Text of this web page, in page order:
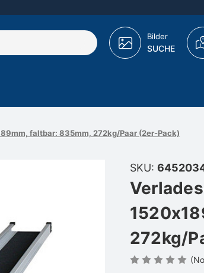
Bilder
SUCHE
faltbar: 835mm, 272kg/Paar (2er-Pack)
SKU:
272kg/